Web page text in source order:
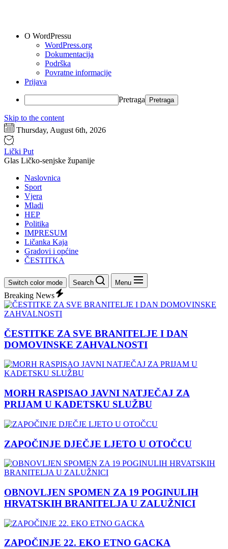
O WordPressu
WordPress.org
Dokumentacija
Podrška
Povratne informacije
Prijava
Pretraga
Skip to the content
Thursday, August 6th, 2026
Lički Put
Glas Ličko-senjske županije
Naslovnica
Sport
Vjera
Mladi
HEP
Politika
IMPRESUM
Ličanka Kaja
Gradovi i općine
ČESTITKA
Switch color mode Search Menu
Breaking News
ČESTITKE ZA SVE BRANITELJE I DAN
DOMOVINSKE ZAHVALNOSTI
MORH RASPISAO JAVNI NATJEČAJ ZA
PRIJAM U KADETSKU SLUŽBU
ZAPOČINJE DJEČJE LJETO U OTOČCU
OBNOVLJEN SPOMEN ZA 19 POGINULIH
HRVATSKIH BRANITELJA U ZALUŽNICI
ZAPOČINJE 22. EKO ETNO GACKA